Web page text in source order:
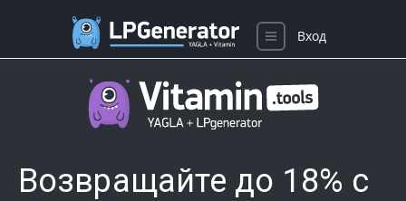
Возвращайте до 18% с
Вход